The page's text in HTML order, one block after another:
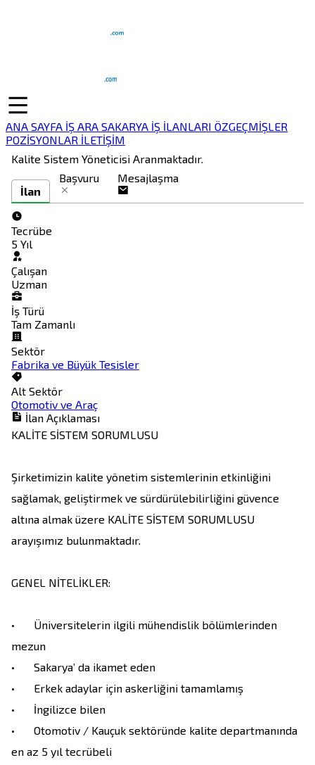
ANA SAYFA İŞ ARA SAKARYA İŞ İLANLARI ÖZGEÇMİŞLER
POZİSYONLAR İLETİŞİM
Kalite Sistem Yöneticisi Aranmaktadır.
İlan
Başvuru Mesajlaşma
Tecrübe
5 Yıl
Çalışan
Uzman
İş Türü
Tam Zamanlı
Sektör
Fabrika ve Büyük Tesisler
Alt Sektör
Otomotiv ve Araç
İlan Açıklaması
KALİTE SİSTEM SORUMLUSU
Şirketimizin kalite yönetim sistemlerinin etkinliğini
sağlamak, geliştirmek ve sürdürülebilirliğini güvence
altına almak üzere KALİTE SİSTEM SORUMLUSU
arayışımız bulunmaktadır.
GENEL NİTELİKLER:
•	Üniversitelerin ilgili mühendislik bölümlerinden
mezun
•	Sakarya’ da ikamet eden
•	Erkek adaylar için askerliğini tamamlamış
•	İngilizce bilen
•	Otomotiv / Kauçuk sektöründe kalite departmanında
en az 5 yıl tecrübeli